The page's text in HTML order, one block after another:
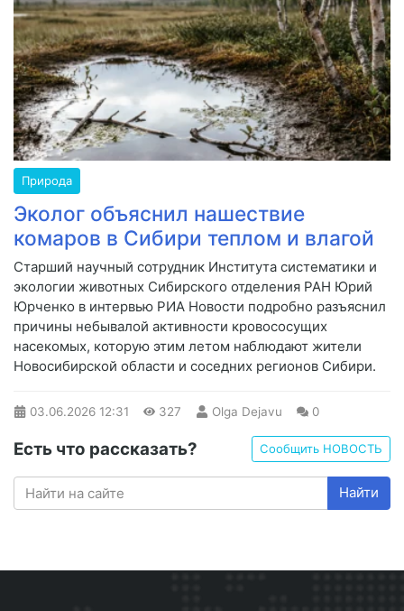
Природа
Эколог объяснил нашествие
комаров в Сибири теплом и влагой
Старший научный сотрудник Института систематики и
экологии животных Сибирского отделения РАН Юрий
Юрченко в интервью РИА Новости подробно разъяснил
причины небывалой активности кровососущих
насекомых, которую этим летом наблюдают жители
Новосибирской области и соседних регионов Сибири.
03.06.2026 12:31 327 Olga Dejavu 0
Есть что рассказать? Сообщить НОВОСТЬ
Найти